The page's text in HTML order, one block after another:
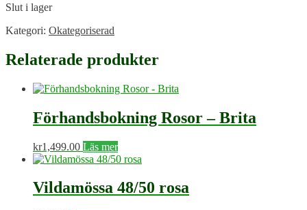
Slut i lager
Kategori: Okategoriserad
Relaterade produkter
Förhandsbokning Rosor – Brita
kr1,499.00 Läs mer
Vildamössa 48/50 rosa